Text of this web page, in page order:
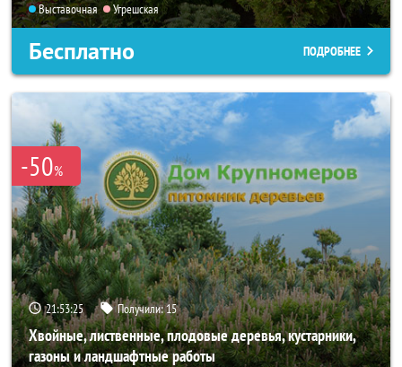
Выставочная Угрешская
Бесплатно ПОДРОБНЕЕ
-50%
21:53:24 Получили:15
Хвойные, лиственные, плодовые деревья, кустарники,
газоны и ландшафтные работы